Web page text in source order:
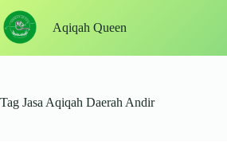
to
content
Aqiqah Queen
Tag Jasa Aqiqah Daerah Andir